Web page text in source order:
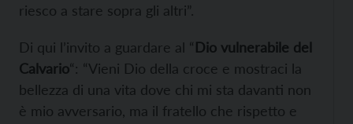
riesco a stare sopra gli altri”.
Di qui l’invito a guardare al “Dio vulnerabile del
Calvario“: “Vieni Dio della croce e mostraci la
bellezza di una vita dove chi mi sta davanti non
è mio avversario, ma il fratello che rispetto e